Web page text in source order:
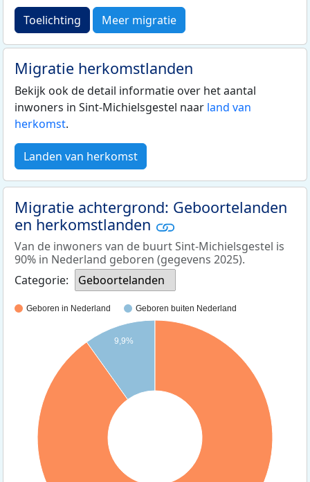
Toelichting Meer migratie
Migratie herkomstlanden
Bekijk ook de detail informatie over het aantal
inwoners in Sint-Michielsgestel naar land van
herkomst.
Landen van herkomst
Migratie achtergrond: Geboortelanden
en herkomstlanden
Van de inwoners van de buurt Sint-Michielsgestel is
90% in Nederland geboren (gegevens 2025).
Categorie:
Geboortelanden
Geboren in Nederland Geboren buiten Nederland
9,9%